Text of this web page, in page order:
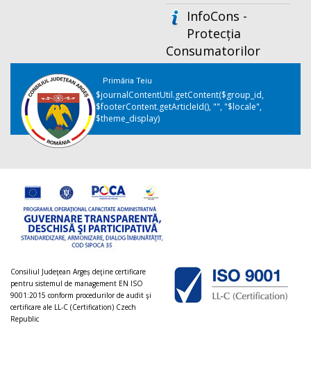
InfoCons -
Protecția
Consumatorilor
Primăria Teiu
$journalContentUtil.getContent($group_id,
$footerContent.getArticleId(), "", "$locale",
$theme_display)
Consiliul Judeţean Argeș deţine certificare
pentru sistemul de management EN ISO
9001:2015 conform procedurilor de audit şi
certificare ale LL-C (Certification) Czech
Republic